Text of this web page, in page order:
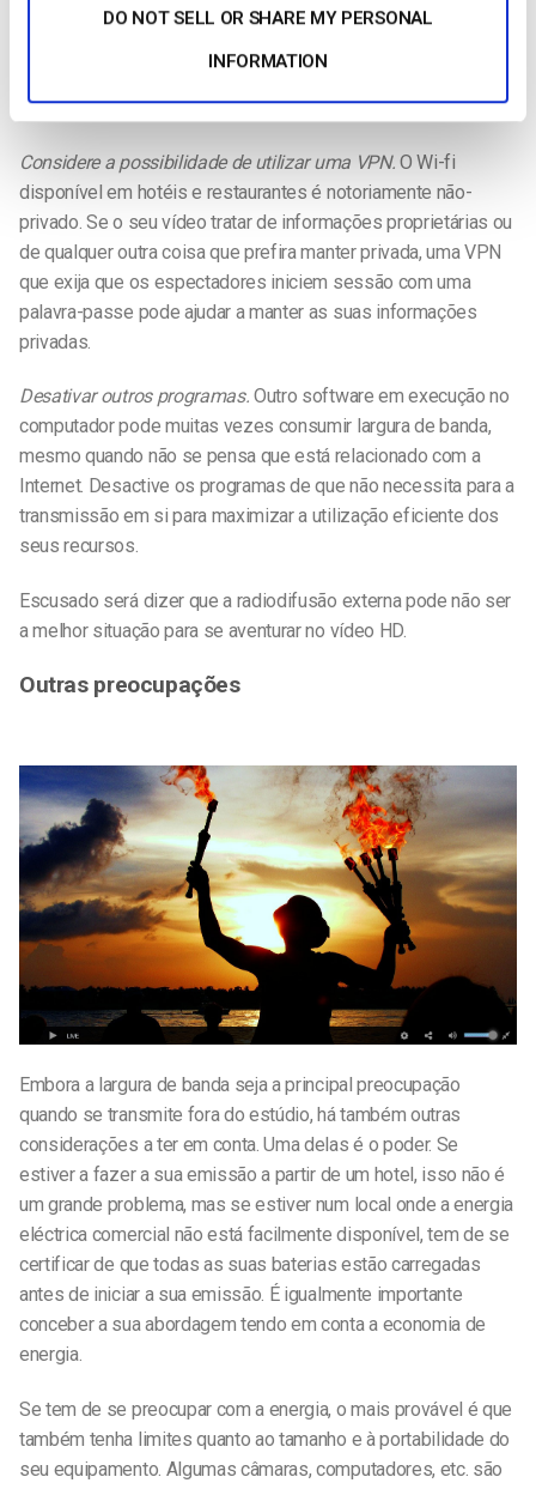
DO NOT SELL OR SHARE MY PERSONAL
INFORMATION
que define os parâmetros de ajuste automático para uma
saltitante ou perca secções importantes.
Considere a possibilidade de utilizar uma VPN. O Wi-fi
disponível em hotéis e restaurantes é notoriamente não-
privado. Se o seu vídeo tratar de informações proprietárias ou
de qualquer outra coisa que prefira manter privada, uma VPN
que exija que os espectadores iniciem sessão com uma
palavra-passe pode ajudar a manter as suas informações
privadas.
Desativar outros programas. Outro software em execução no
computador pode muitas vezes consumir largura de banda,
mesmo quando não se pensa que está relacionado com a
Internet. Desactive os programas de que não necessita para a
transmissão em si para maximizar a utilização eficiente dos
seus recursos.
Escusado será dizer que a radiodifusão externa pode não ser
a melhor situação para se aventurar no vídeo HD.
Outras preocupações
Embora a largura de banda seja a principal preocupação
quando se transmite fora do estúdio, há também outras
considerações a ter em conta. Uma delas é o poder. Se
estiver a fazer a sua emissão a partir de um hotel, isso não é
um grande problema, mas se estiver num local onde a energia
eléctrica comercial não está facilmente disponível, tem de se
certificar de que todas as suas baterias estão carregadas
antes de iniciar a sua emissão. É igualmente importante
conceber a sua abordagem tendo em conta a economia de
energia.
Se tem de se preocupar com a energia, o mais provável é que
também tenha limites quanto ao tamanho e à portabilidade do
seu equipamento. Algumas câmaras, computadores, etc. são